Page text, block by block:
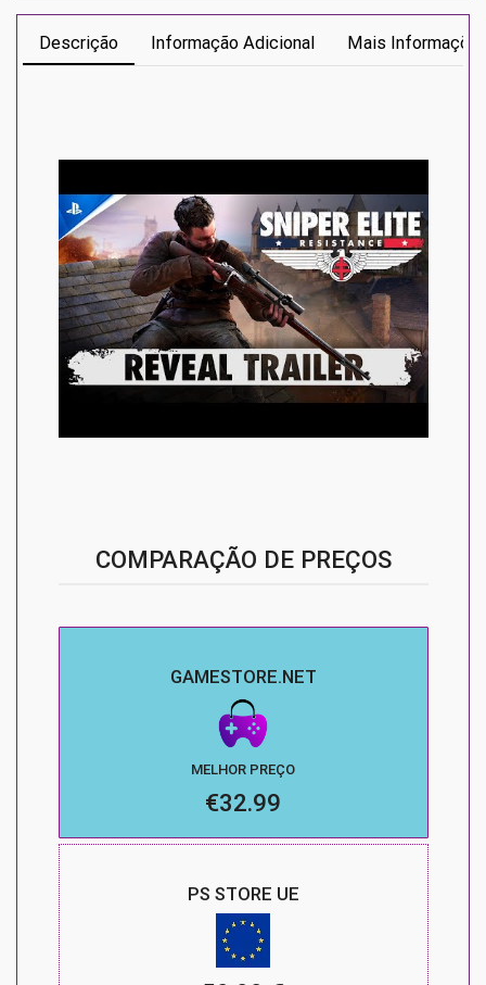
Descrição Informação Adicional Mais
COMPARAÇÃO DE PREÇOS
GAMESTORE.NET
MELHOR PREÇO
€32.99
PS STORE UE